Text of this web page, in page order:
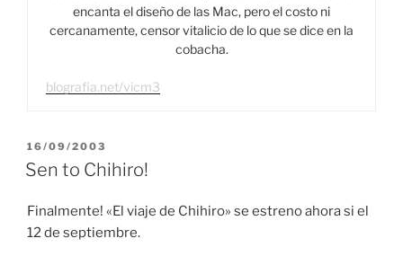
encanta el diseño de las Mac, pero el costo ni
cercanamente, censor vitalicio de lo que se dice en la
cobacha.
blografia.net/vicm3
PUBLICADO
EL
16/09/2003
Sen to Chihiro!
Finalmente! «El viaje de Chihiro» se estreno ahora si el
12 de septiembre.